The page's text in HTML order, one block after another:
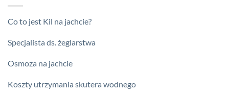
Co to jest Kil na jachcie?
Specjalista ds. żeglarstwa
Osmoza na jachcie
Koszty utrzymania skutera wodnego